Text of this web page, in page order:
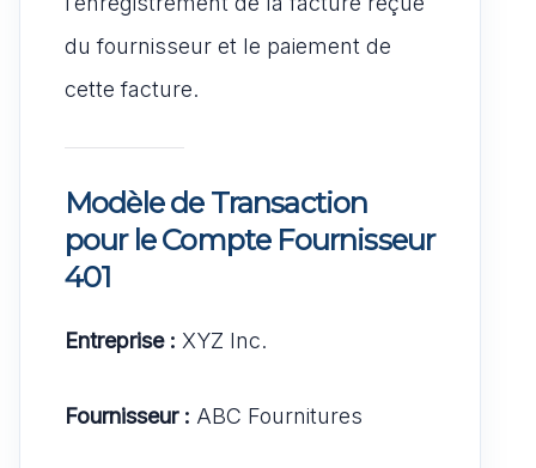
du fournisseur et le paiement de
cette facture.
Modèle de Transaction
pour le Compte Fournisseur
401
Entreprise : XYZ Inc.
Fournisseur : ABC Fournitures